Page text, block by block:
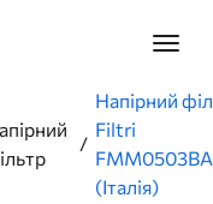
Напірний
Filtri
(Італія)